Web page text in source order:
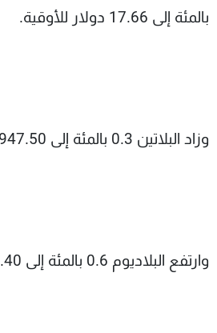
بالمئة إلى 17.66 دولار للأوقية.
وزاد البلاتين 0.3 بالمئة إلى 947.50 دولار للأوقية.
وارتفع البلاديوم 0.6 بالمئة إلى 642.40 دولار للأوقية.